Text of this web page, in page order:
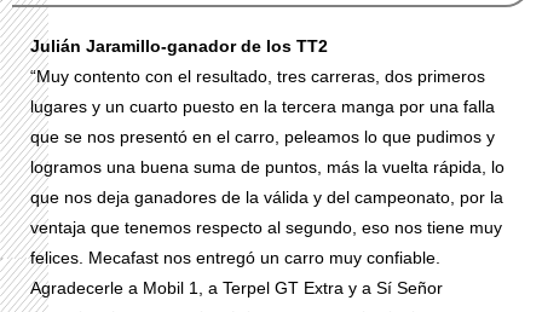
Julián Jaramillo-ganador de los TT2
“Muy contento con el resultado, tres carreras, dos primeros
lugares y un cuarto puesto en la tercera manga por una falla
que se nos presentó en el carro, peleamos lo que pudimos y
logramos una buena suma de puntos, más la vuelta rápida, lo
que nos deja ganadores de la válida y del campeonato, por la
ventaja que tenemos respecto al segundo, eso nos tiene muy
felices. Mecafast nos entregó un carro muy confiable.
Agradecerle a Mobil 1, a Terpel GT Extra y a Sí Señor